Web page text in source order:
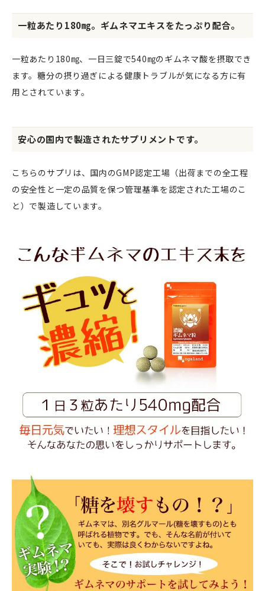
一粒あたり180㎎。ギムネマエキスをたっぷり配合。
一粒あたり180㎎、一日三錠で540㎎のギムネマ酸を摂取でき
ます。糖分の摂り過ぎによる健康トラブルが気になる方に有
用とされています。
安心の国内で製造されたサプリメントです。
こちらのサプリは、国内のGMP認定工場（出荷までの全工程
の安全性と一定の品質を保つ管理基準を認定された工場のこ
と）で製造しています。